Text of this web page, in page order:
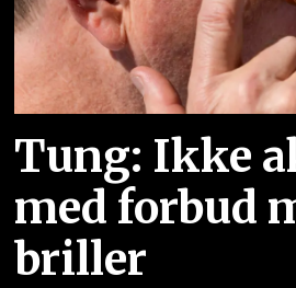
Tung: Ikke
med forbud
briller